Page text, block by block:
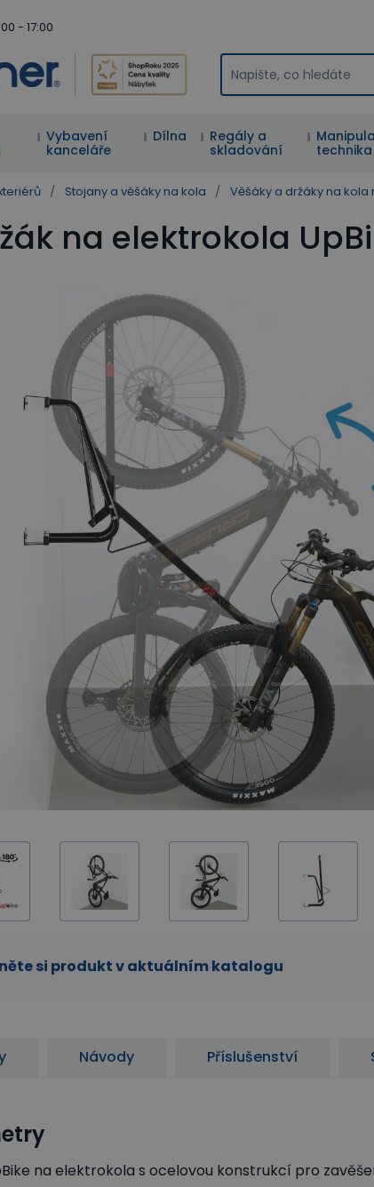
- 17:00
Vybavení
kanceláře
Dílna
Regály a
skladování
technika
/ Stojany a věšáky na kola / Věšáky a držáky na kola
na elektrokola
si produkt v aktuálním katalogu
Návody Příslušenství
na elektrokola s ocelovou konstrukcí pro